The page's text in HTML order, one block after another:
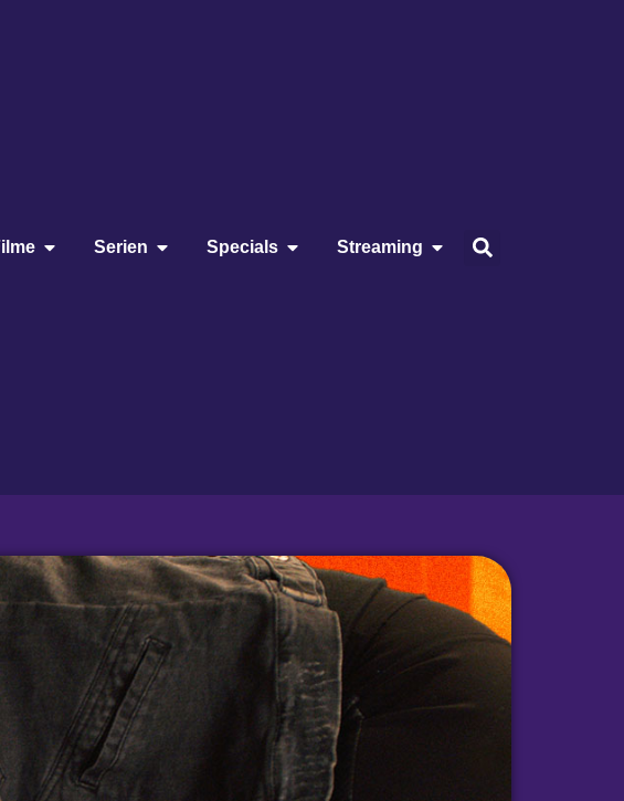
Serien Specials Streaming